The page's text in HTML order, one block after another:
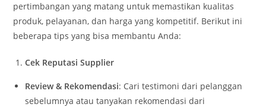
pertimbangan yang matang untuk memastikan kualitas
produk, pelayanan, dan harga yang kompetitif. Berikut ini
beberapa tips yang bisa membantu Anda:
Cek Reputasi Supplier
Review & Rekomendasi: Cari testimoni dari pelanggan
sebelumnya atau tanyakan rekomendasi dari